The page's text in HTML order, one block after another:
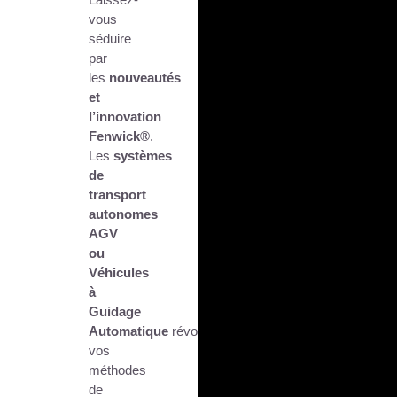
vous
séduire
par
les nouveautés
et
l’innovation
Fenwick®.
Les systèmes
de
transport
autonomes
AGV
ou
Véhicules
à
Guidage
Automatique révolutionnent
vos
méthodes
de